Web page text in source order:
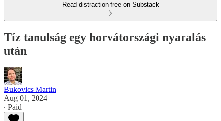
Read distraction-free on Substack
Tíz tanulság egy horvátországi nyaralás
után
Bukovics Martin
Aug 01, 2024
∙ Paid